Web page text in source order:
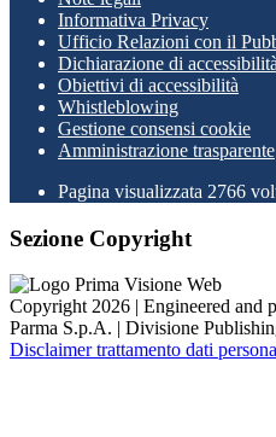
Informativa Privacy
Ufficio Relazioni con il
Dichiarazione di accessibilità
Obiettivi di accessibilità
Whistleblowing
Gestione consensi cookie
Amministrazione trasparente
Pagina visualizzata 2766
Sezione Copyright
Copyright 2026 | Engineered and
Parma S.p.A. | Divisione
Disclaimer trattamento dati